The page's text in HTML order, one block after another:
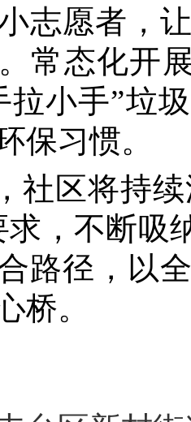
志愿者，
常态化开
拉小手”垃
保习惯。
社区将持
求，不断吸
路径，以
桥。